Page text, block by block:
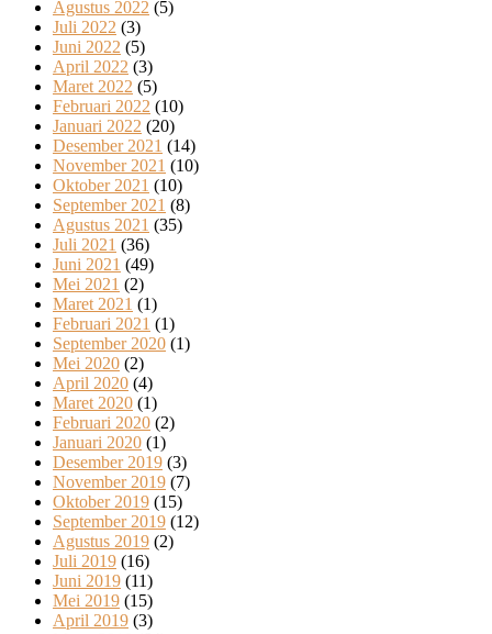
Agustus 2022 (5)
Juli 2022 (3)
Juni 2022 (5)
April 2022 (3)
Maret 2022 (5)
Februari 2022 (10)
Januari 2022 (20)
Desember 2021 (14)
November 2021 (10)
Oktober 2021 (10)
September 2021 (8)
Agustus 2021 (35)
Juli 2021 (36)
Juni 2021 (49)
Mei 2021 (2)
Maret 2021 (1)
Februari 2021 (1)
September 2020 (1)
Mei 2020 (2)
April 2020 (4)
Maret 2020 (1)
Februari 2020 (2)
Januari 2020 (1)
Desember 2019 (3)
November 2019 (7)
Oktober 2019 (15)
September 2019 (12)
Agustus 2019 (2)
Juli 2019 (16)
Juni 2019 (11)
Mei 2019 (15)
April 2019 (3)